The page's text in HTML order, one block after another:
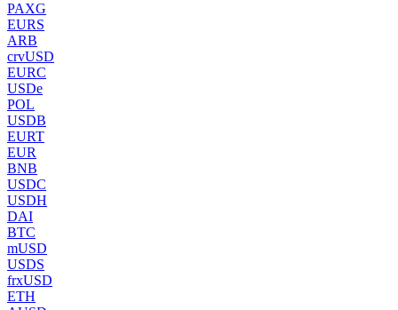
PAXG
EURS
ARB
crvUSD
EURC
USDe
POL
USDB
EURT
EUR
BNB
USDC
USDH
DAI
BTC
mUSD
USDS
frxUSD
ETH